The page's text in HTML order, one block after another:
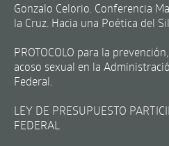
Gonzalo Celorio. Conferencia
la Cruz. Hacia una Poética del
PROTOCOLO para la
acoso sexual en la
Federal.
LEY DE PRESUPUESTO
FEDERAL